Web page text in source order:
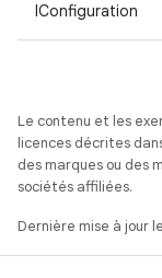
IConfiguration
Le contenu et les
licences décrites
des marques ou des
sociétés affiliées.
Dernière mise à jour